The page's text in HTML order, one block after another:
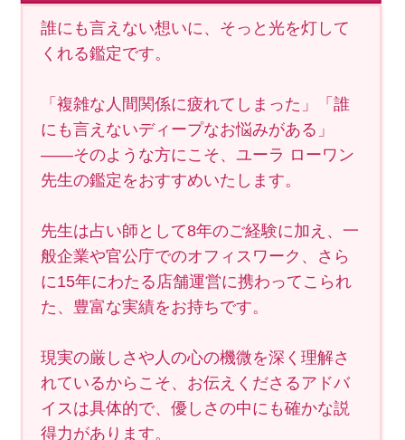
誰にも言えない想いに、そっと光を灯して
くれる鑑定です。
「複雑な人間関係に疲れてしまった」「誰
にも言えないディープなお悩みがある」
――そのような方にこそ、ユーラ ローワン
先生の鑑定をおすすめいたします。
先生は占い師として8年のご経験に加え、一
般企業や官公庁でのオフィスワーク、さら
に15年にわたる店舗運営に携わってこられ
た、豊富な実績をお持ちです。
現実の厳しさや人の心の機微を深く理解さ
れているからこそ、お伝えくださるアドバ
イスは具体的で、優しさの中にも確かな説
得力があります。